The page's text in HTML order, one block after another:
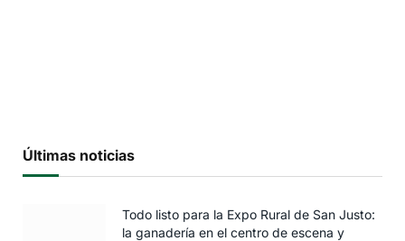
Últimas noticias
Todo listo para la Expo Rural de San Justo:
la ganadería en el centro de escena y